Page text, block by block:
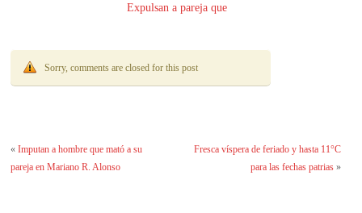
Expulsan a pareja que
Sorry, comments are closed for this post
«Imputan a hombre que mató a su
pareja en Mariano R. Alonso
Fresca víspera de feriado y hasta 11°C
para las fechas patrias»